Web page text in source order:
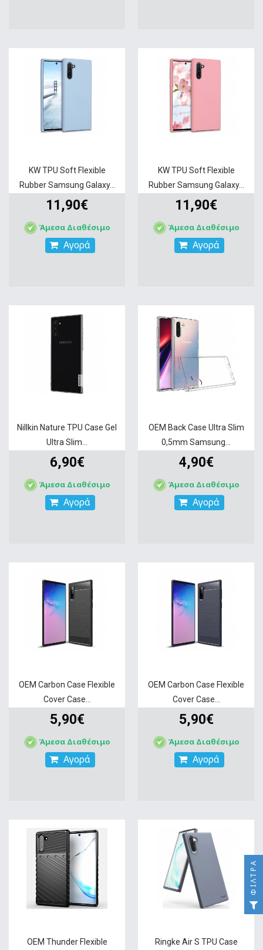
KW TPU Soft Flexible
Rubber Samsung Galaxy...
11,90€
Άμεσα Διαθέσιμο
Αγορά
KW TPU Soft Flexible
Rubber Samsung Galaxy...
11,90€
Άμεσα Διαθέσιμο
Αγορά
Nillkin Nature TPU Case Gel
Ultra Slim...
6,90€
Άμεσα Διαθέσιμο
Αγορά
OEM Back Case Ultra Slim
0,5mm Samsung...
4,90€
Άμεσα Διαθέσιμο
Αγορά
OEM Carbon Case Flexible
Cover Case...
5,90€
Άμεσα Διαθέσιμο
Αγορά
OEM Carbon Case Flexible
Cover Case...
5,90€
Άμεσα Διαθέσιμο
Αγορά
OEM Thunder Flexible
Ringke Air S TPU Case
ΦΊΛΤΡΑ